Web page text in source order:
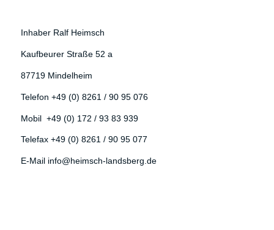
Inhaber Ralf Heimsch
Kaufbeurer Straße 52 a
87719 Mindelheim
Telefon +49 (0) 8261 / 90 95 076
Mobil +49 (0) 172 / 93 83 939
Telefax +49 (0) 8261 / 90 95 077
E-Mail info@heimsch-landsberg.de